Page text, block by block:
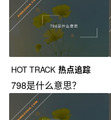
HOT TRACK 热点追踪
798是什么意思？